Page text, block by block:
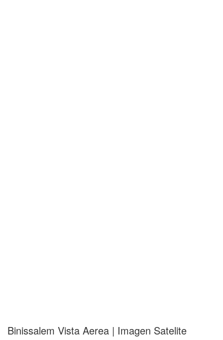
Binissalem Vista Aerea | Imagen Satelite